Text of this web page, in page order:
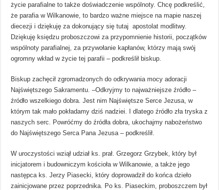
życie parafialne to także doświadczenie wspólnoty. Chcę podkreślić,
że parafia w Wilkanowie, to bardzo ważne miejsce na mapie naszej
diecezji i dziękuję za dokonujący się tutaj apostolat modlitwy.
Dziękuję księdzu proboszczowi za przypomnienie historii, początków
wspólnoty parafialnej, za przywołanie kapłanów, którzy mają swój
ogromny wkład w życie tej parafii – podkreślił biskup.
Biskup zachęcił zgromadzonych do odkrywania mocy adoracji
Najświętszego Sakramentu. –Odkryjmy to najważniejsze źródło –
źródło wszelkiego dobra. Jest nim Najświętsze Serce Jezusa, w
którym tak mało pokładamy dziś nadziei. I dlatego źródło zła tryska z
naszych serc. Powróćmy do źródła dobra, ukochajmy nabożeństwo
do Najświętszego Serca Pana Jezusa – podkreślił.
W uroczystości wziął udział ks. prał. Grzegorz Grzybek, który był
inicjatorem i budowniczym kościoła w Wilkanowie, a także jego
następca ks. Jerzy Piasecki, który doprowadził do końca dzieło
zainicjowane przez poprzednika. Po ks. Piaseckim, proboszczem był